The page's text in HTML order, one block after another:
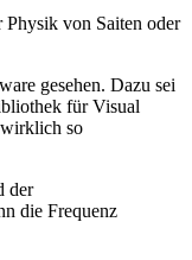
Physik von Saiten oder
gesehen. Dazu sei
für Visual
so
der
die Frequenz